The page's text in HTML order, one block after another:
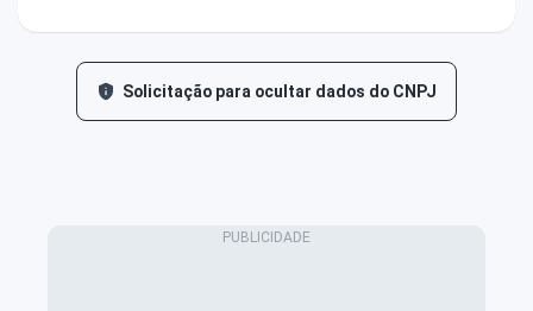
Solicitação para ocultar dados do CNPJ